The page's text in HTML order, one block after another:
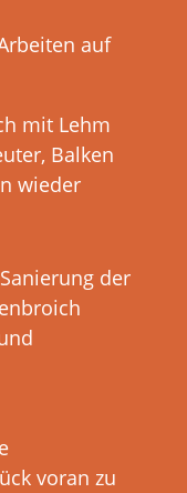
auf
mit Lehm
Balken
wieder
der
voran zu